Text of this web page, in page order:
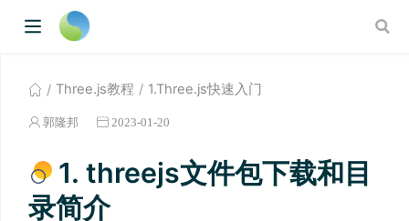
Three.js教程 1.Three.js快速入门
郭隆邦 2023-01-20
1. threejs文件包下载和目
录简介